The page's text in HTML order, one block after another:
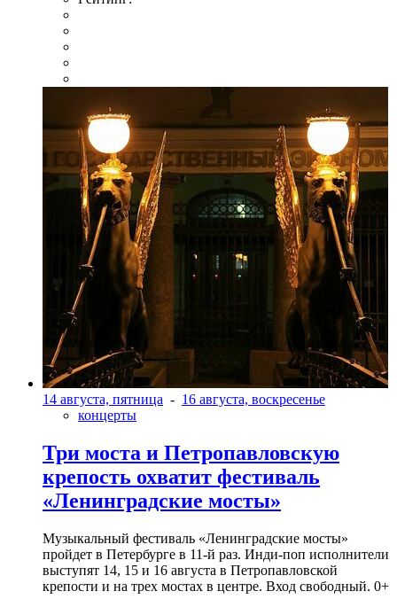
14 августа, пятница - 16 августа, воскресенье
концерты
Три моста и Петропавловскую
крепость охватит фестиваль
«Ленинградские мосты»
Музыкальный фестиваль «Ленинградские мосты»
пройдет в Петербурге в 11-й раз. Инди-поп исполнители
выступят 14, 15 и 16 августа в Петропавловской
крепости и на трех мостах в центре. Вход свободный. 0+